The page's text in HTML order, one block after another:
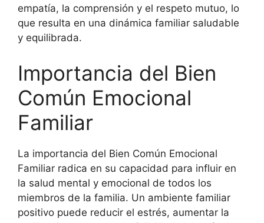
empatía, la comprensión y el respeto mutuo, lo
que resulta en una dinámica familiar saludable
y equilibrada.
Importancia del Bien
Común Emocional
Familiar
La importancia del Bien Común Emocional
Familiar radica en su capacidad para influir en
la salud mental y emocional de todos los
miembros de la familia. Un ambiente familiar
positivo puede reducir el estrés, aumentar la